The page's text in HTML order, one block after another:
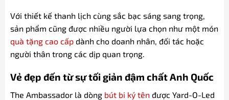
Với thiết kế thanh lịch cùng sắc bạc sáng sang trọng,
sản phẩm cũng được nhiều người lựa chọn như một món
quà tặng cao cấpdành cho doanh nhân, đối tác hoặc
người thân trong các dịp quan trọng.
Vẻ đẹp đến từ sự tối giản đậm chất Anh Quốc
The Ambassador là dòng bút bi ký tênđược Yard-O-Led